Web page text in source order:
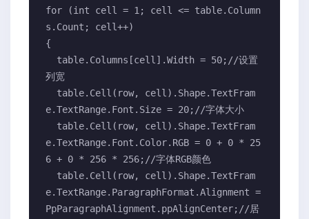
for (int cell = 1; cell <= table.Column
s.Count; cell++)
{
列宽
e.TextRange.Font.Size = 20;//字体大小
e.TextRange.Font.Color.RGB = 0 + 0 * 25
6 + 0 * 256 * 256;//字体RGB颜色
e.TextRange.ParagraphFormat.Alignment =
PpParagraphAlignment.ppAlignCenter;//居